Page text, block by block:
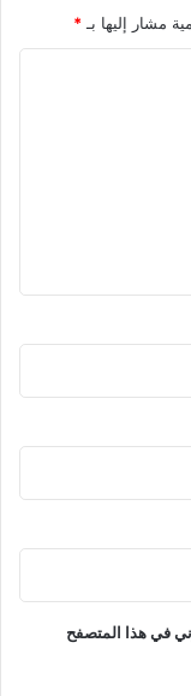
مشار إليها بـ*
في هذا المتصفح